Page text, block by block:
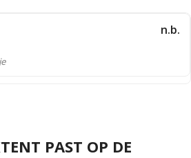
n.b.
PAST OP DE